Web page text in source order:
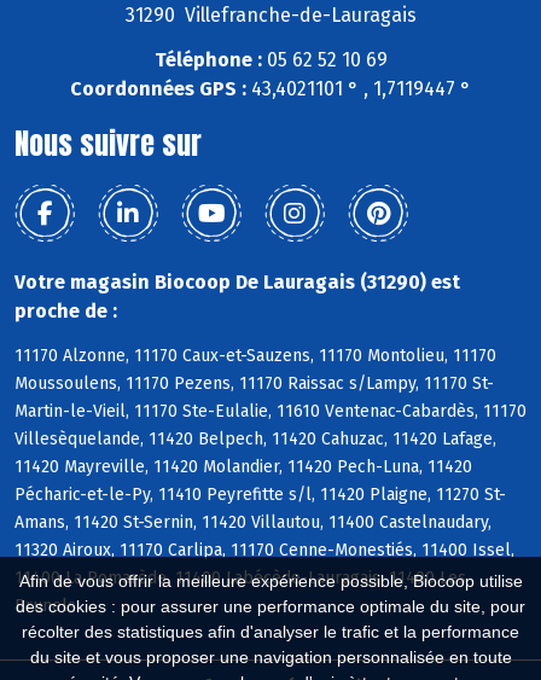
Afin de vous offrir la meilleure expérience possible, Biocoop utilise
des cookies : pour assurer une performance optimale du site, pour
récolter des statistiques afin d'analyser le trafic et la performance
du site et vous proposer une navigation personnalisée en toute
31290 Villefranche-de-Lauragais
Téléphone :05 62 52 10 69
Coordonnées GPS : 43,4021101 ° , 1,7119447 °
Nous suivre sur
Votre magasin Biocoop De Lauragais (31290) est
proche de :
11170 Alzonne, 11170 Caux-et-Sauzens, 11170 Montolieu, 11170
Moussoulens, 11170 Pezens, 11170 Raissac s/Lampy, 11170 St-
Martin-le-Vieil, 11170 Ste-Eulalie, 11610 Ventenac-Cabardès, 11170
Villesèquelande, 11420 Belpech, 11420 Cahuzac, 11420 Lafage,
11420 Mayreville, 11420 Molandier, 11420 Pech-Luna, 11420
Pécharic-et-le-Py, 11410 Peyrefitte s/l, 11420 Plaigne, 11270 St-
Amans, 11420 St-Sernin, 11420 Villautou, 11400 Castelnaudary,
11320 Airoux, 11170 Carlipa, 11170 Cenne-Monestiés, 11400 Issel,
11400 La Pomarède, 11400 Labécède-Lauragais, 11400 Les
Brunels